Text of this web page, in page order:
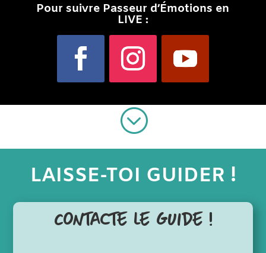
Pour suivre Passeur d’Émotions en
LIVE :
;
LAISSE-TOI GUIDER !
Contacte le guide !